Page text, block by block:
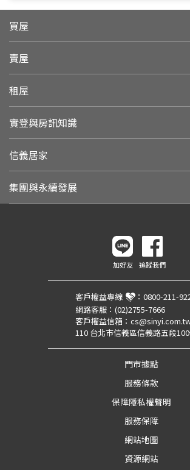
買屋
賣屋
租屋
實登與房訊知識
信義居家
集團與永續發展
加好友 追蹤我們
客戶權益專線 ： 0800-211-
網路客服： (02)2755-7666
客戶權益信箱：
110 台北市信義區信義路五段
門市據點
服務條款
保障隱私權聲明
服務保障
網站地圖
資源網站